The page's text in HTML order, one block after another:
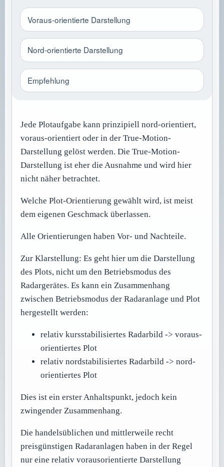
Voraus-orientierte Darstellung
Nord-orientierte Darstellung
Empfehlung
Jede Plotaufgabe kann prinzipiell nord-orientiert,
voraus-orientiert oder in der True-Motion-
Darstellung gelöst werden. Die True-Motion-
Darstellung ist eher die Ausnahme und wird hier
nicht näher betrachtet.
Welche Plot-Orientierung gewählt wird, ist meist
dem eigenen Geschmack überlassen.
Alle Orientierungen haben Vor- und Nachteile.
Zur Klarstellung: Es geht hier um die Darstellung
des Plots, nicht um den Betriebsmodus des
Radargerätes. Es kann ein Zusammenhang
zwischen Betriebsmodus der Radaranlage und Plot
hergestellt werden:
relativ kursstabilisiertes Radarbild -> voraus-
orientiertes Plot
relativ nordstabilisiertes Radarbild -> nord-
orientiertes Plot
Dies ist ein erster Anhaltspunkt, jedoch kein
zwingender Zusammenhang.
Die handelsüblichen und mittlerweile recht
preisgünstigen Radaranlagen haben in der Regel
nur eine relativ vorausorientierte Darstellung